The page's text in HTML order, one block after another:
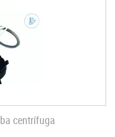
centrífuga